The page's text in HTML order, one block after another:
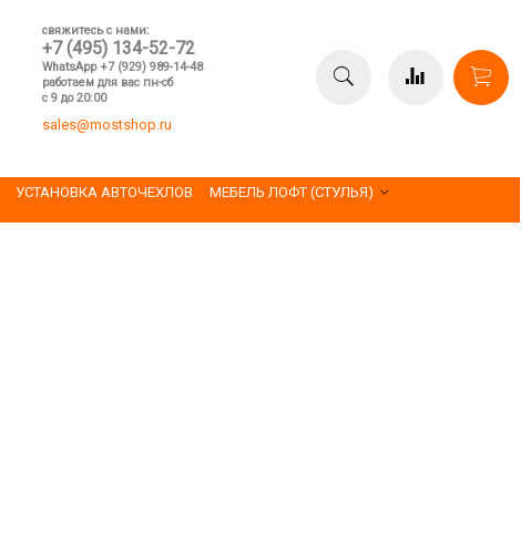
свяжитесь с нами:
+7 (495) 134-52-72
WhatsApp +7 (929) 989-14-48
работаем для вас пн-сб
с 9 до 20:00
sales@mostshop.ru
УСТАНОВКА АВТОЧЕХЛОВ МЕБЕЛЬ ЛОФТ (СТУЛЬЯ)